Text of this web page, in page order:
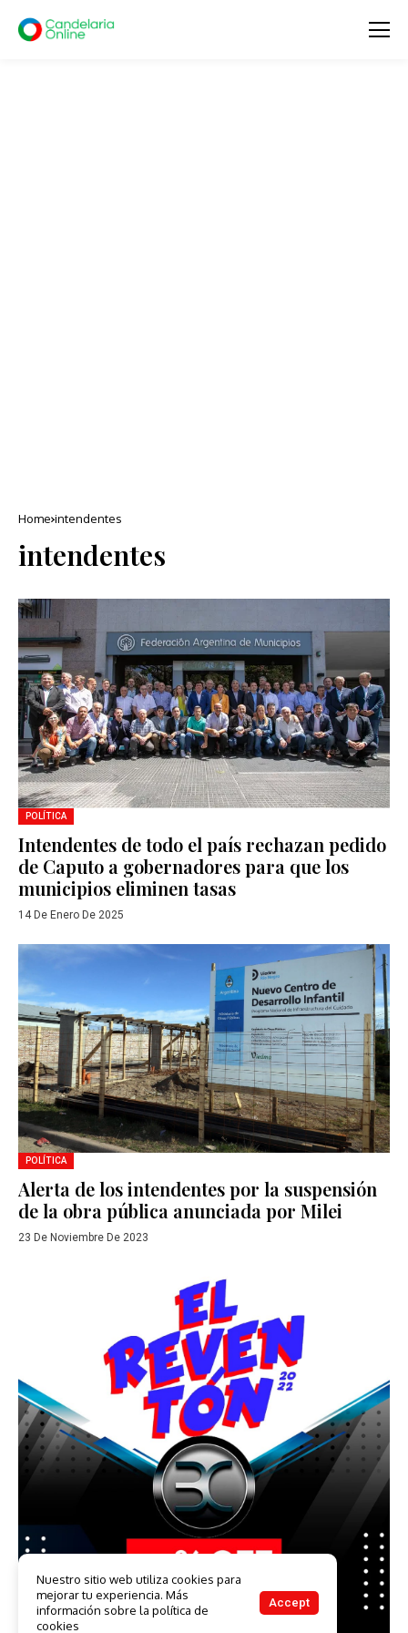
Home intendentes
intendentes
POLÍTICA
Intendentes de todo el país rechazan pedido
de Caputo a gobernadores para que los
municipios eliminen tasas
14 De Enero De 2025
POLÍTICA
Alerta de los intendentes por la suspensión
de la obra pública anunciada por Milei
23 De Noviembre De 2023
Nuestro sitio web utiliza cookies para
mejorar tu experiencia. Más
información sobre la política de
cookies
Accept